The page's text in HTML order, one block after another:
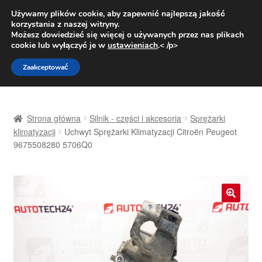
DOSTAWA od 31 zł
Pn.-pt. 9:00-16:00800 003 167
Przejdź
do
nawigacji
Przejdź
do
treści
Dostawa
Strona główna Silnik - części i akcesoria
Sprężarki
klimatyzacji
Uchwyt Sprężarki Klimatyzacji Citroën Peugeot
9675508280 5706Q0
🔍
Używamy plików cookie, aby zapewnić najlepszą jakość
korzystania z naszej witryny.
Możesz dowiedzieć się więcej o używanych przez nas plikach
cookie lub wyłączyć je w ustawieniach.< /p>
Zaakceptować